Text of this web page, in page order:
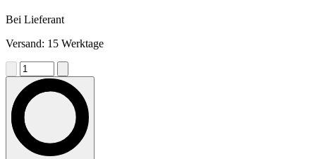
Bei Lieferant
Versand: 15 Werktage